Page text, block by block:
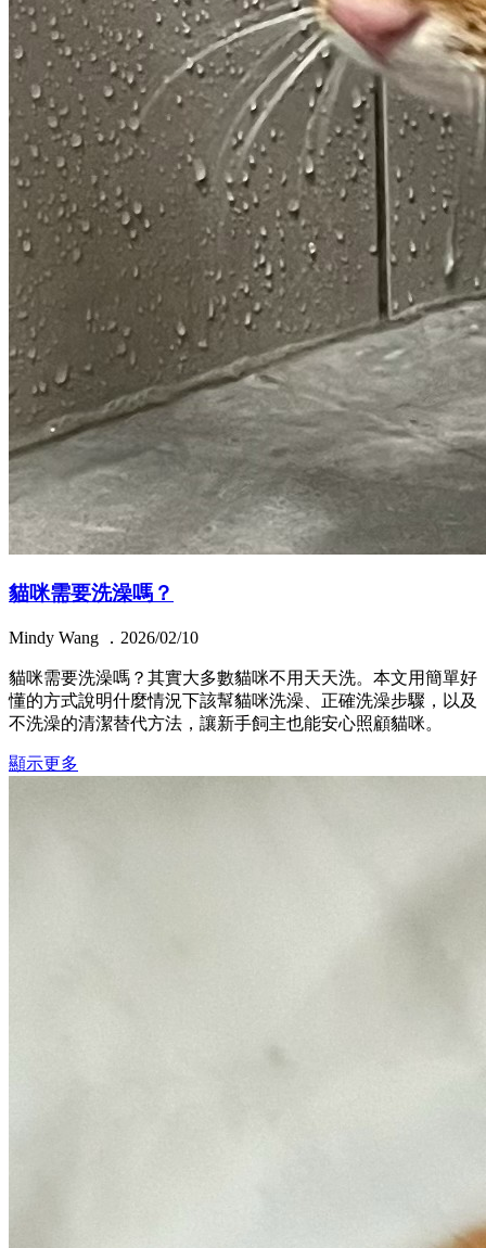
貓咪需要洗澡嗎？
Mindy Wang ．2026/02/10
貓咪需要洗澡嗎？其實大多數貓咪不用天天洗。本文用簡單好
懂的方式說明什麼情況下該幫貓咪洗澡、正確洗澡步驟，以及
不洗澡的清潔替代方法，讓新手飼主也能安心照顧貓咪。
顯示更多